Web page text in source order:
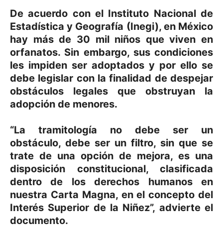
De acuerdo con el Instituto Nacional de
Estadística y Geografía (Inegi), en México
hay más de 30 mil niños que viven en
orfanatos. Sin embargo, sus condiciones
les impiden ser adoptados y por ello se
debe legislar con la finalidad de despejar
obstáculos legales que obstruyan la
adopción de menores.
“La tramitología no debe ser un
obstáculo, debe ser un filtro, sin que se
trate de una opción de mejora, es una
disposición constitucional, clasificada
dentro de los derechos humanos en
nuestra Carta Magna, en el concepto del
Interés Superior de la Niñez”, advierte el
documento.